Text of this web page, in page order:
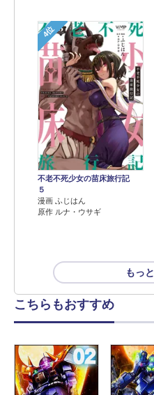
4位
不老不死少女の苗床旅行記
５
漫画 ふじはん
原作 ルナ・ウサギ
もっ
こちらもおすすめ